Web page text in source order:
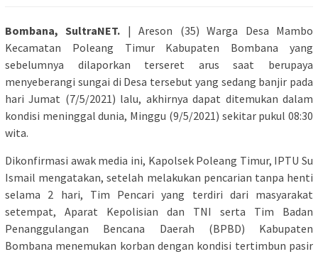
Bombana, SultraNET. | Areson (35) Warga Desa Mambo
Kecamatan Poleang Timur Kabupaten Bombana yang
sebelumnya dilaporkan terseret arus saat berupaya
menyeberangi sungai di Desa tersebut yang sedang banjir pada
hari Jumat (7/5/2021) lalu, akhirnya dapat ditemukan dalam
kondisi meninggal dunia, Minggu (9/5/2021) sekitar pukul 08:30
wita.
Dikonfirmasi awak media ini, Kapolsek Poleang Timur, IPTU Su
Ismail mengatakan, setelah melakukan pencarian tanpa henti
selama 2 hari, Tim Pencari yang terdiri dari masyarakat
setempat, Aparat Kepolisian dan TNI serta Tim Badan
Penanggulangan Bencana Daerah (BPBD) Kabupaten
Bombana menemukan korban dengan kondisi tertimbun pasir